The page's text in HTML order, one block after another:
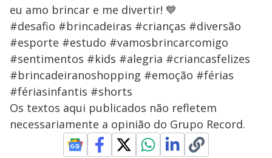
eu amo brincar e me divertir! 💙
#desafio #brincadeiras #crianças #diversão
#esporte #estudo #vamosbrincarcomigo
#sentimentos #kids #alegria #criancasfelizes
#brincadeiranoshopping #emoção #férias
#fériasinfantis #shorts
Os textos aqui publicados não refletem
necessariamente a opinião do Grupo Record.